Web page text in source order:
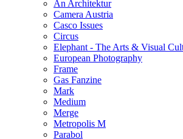
An Architektur
Camera Austria
Casco Issues
Circus
Elephant - The Arts & Visual
European Photography
Frame
Gas Fanzine
Mark
Medium
Merge
Metropolis M
Parabol